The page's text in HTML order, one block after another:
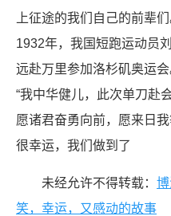
上征途的我们自己的前辈们
1932年，我国短跑运动员
远赴万里参加洛杉矶奥运
“我中华健儿，此次单刀赴
愿诸君奋勇向前，愿来日
很幸运，我们做到了
未经允许不得转载：
笑，幸运，又感动的故事